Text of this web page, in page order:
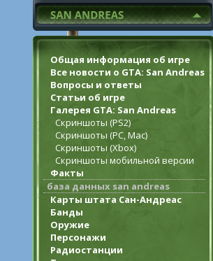
Общая информация об игре
Все новости о GTA: San Andreas
Вопросы и ответы
Статьи об игре
Галерея GTA: San Andreas
Скриншоты (PS2)
Скриншоты (PC, Mac)
Скриншоты (Xbox)
Скриншоты мобильной версии
Факты
база данных san andreas
Карты штата Сан-Андреас
Банды
Оружие
Персонажи
Радиостанции